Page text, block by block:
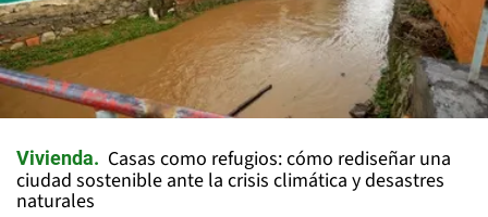
Vivienda
Casas como refugios: cómo rediseñar una
ciudad sostenible ante la crisis climática y desastres
naturales